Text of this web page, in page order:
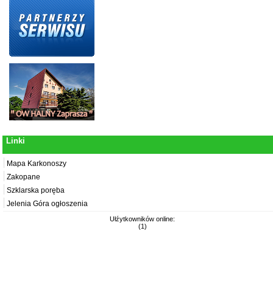
Linki
Mapa Karkonoszy
Zakopane
Szklarska poręba
Jelenia Góra ogłoszenia
Ułźytkowników online:
(1)